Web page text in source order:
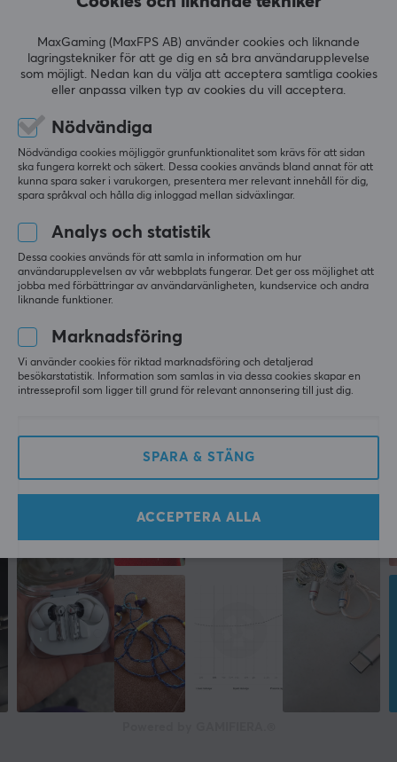
gaming framåt.
SPECIFIKATIONER
ANSLUTNING
Anslutning
2.4GHz, Bluetooth
Trådlös
Ja
BATTERI
Batteritid
70 h
EGENSKAPER
Formfaktor
Over-ear
On ear cup
Aktiv brusreducering
Ja
GARANTI
1 års garanti
RECENSIONER (0) FRÅGOR OCH SVAR (0)
0.0
Baserat på 0 recensioner
5
3
0%
0%
1
LÄMNA RECENSION
Mer från vårt Community
MaxGaming (MaxFPS AB) använder cookies och liknande
lagringstekniker för att ge dig en så bra användarupplevelse
som möjligt. Nedan kan du välja att acceptera samtliga cookies
eller anpassa vilken typ av cookies du vill acceptera.
Nödvändiga
Nödvändiga cookies möjliggör grunfunktionalitet som krävs för att sidan
ska fungera korrekt och säkert. Dessa cookies används bland annat för att
kunna spara saker i varukorgen, presentera mer relevant innehåll för dig,
spara språkval och hålla dig inloggad mellan sidväxlingar.
Analys och statistik
Dessa cookies används för att samla in information om hur
användarupplevelsen av vår webbplats fungerar. Det ger oss möjlighet att
jobba med förbättringar av användarvänligheten, kundservice och andra
liknande funktioner.
Marknadsföring
Vi använder cookies för riktad marknadsföring och detaljerad
besökarstatistik. Information som samlas in via dessa cookies skapar en
intresseprofil som ligger till grund för relevant annonsering till just dig.
SPARA & STÄNG
ACCEPTERA ALLA